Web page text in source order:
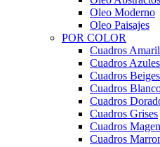
Oleo Moderno
Oleo Paisajes
POR COLOR
Cuadros
Cuadros Azules
Cuadros Beiges
Cuadros
Cuadros
Cuadros Grises
Cuadros
Cuadros